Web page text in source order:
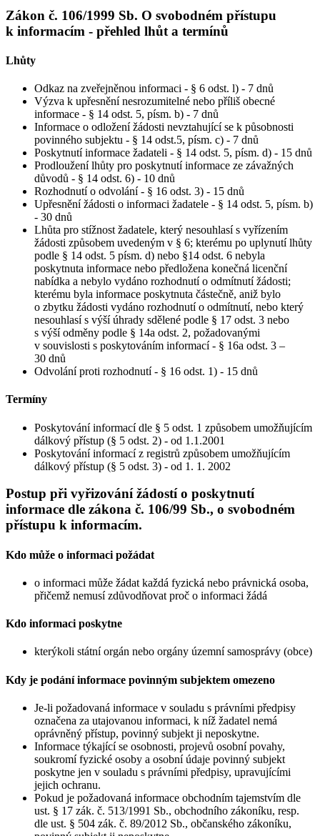
Zákon č. 106/1999 Sb. O svobodném přístupu
k informacím - přehled lhůt a termínů
Lhůty
Odkaz na zveřejněnou informaci - § 6 odst. l) - 7 dnů
Výzva k upřesnění nesrozumitelné nebo příliš obecné
informace - § 14 odst. 5, písm. b) - 7 dnů
Informace o odložení žádosti nevztahující se k působnosti
povinného subjektu - § 14 odst.5, písm. c) - 7 dnů
Poskytnutí informace žadateli - § 14 odst. 5, písm. d) - 15 dnů
Prodloužení lhůty pro poskytnutí informace ze závažných
důvodů - § 14 odst. 6) - 10 dnů
Rozhodnutí o odvolání - § 16 odst. 3) - 15 dnů
Upřesnění žádosti o informaci žadatele - § 14 odst. 5, písm. b)
- 30 dnů
Lhůta pro stížnost žadatele, který nesouhlasí s vyřízením
žádosti způsobem uvedeným v § 6; kterému po uplynutí lhůty
podle § 14 odst. 5 písm. d) nebo §14 odst. 6 nebyla
poskytnuta informace nebo předložena konečná licenční
nabídka a nebylo vydáno rozhodnutí o odmítnutí žádosti;
kterému byla informace poskytnuta částečně, aniž bylo
o zbytku žádosti vydáno rozhodnutí o odmítnutí, nebo který
nesouhlasí s výší úhrady sdělené podle § 17 odst. 3 nebo
s výší odměny podle § 14a odst. 2, požadovanými
v souvislosti s poskytováním informací - § 16a odst. 3 –
30 dnů
Odvolání proti rozhodnutí - § 16 odst. 1) - 15 dnů
Termíny
Poskytování informací dle § 5 odst. 1 způsobem umožňujícím
dálkový přístup (§ 5 odst. 2) - od 1.1.2001
Poskytování informací z registrů způsobem umožňujícím
dálkový přístup (§ 5 odst. 3) - od 1. 1. 2002
Postup při vyřizování žádostí o poskytnutí
informace dle zákona č. 106/99 Sb., o svobodném
přístupu k informacím.
Kdo může o informaci požádat
o informaci může žádat každá fyzická nebo právnická osoba,
přičemž nemusí zdůvodňovat proč o informaci žádá
Kdo informaci poskytne
kterýkoli státní orgán nebo orgány územní samosprávy (obce)
Kdy je podání informace povinným subjektem omezeno
Je-li požadovaná informace v souladu s právními předpisy
označena za utajovanou informaci, k níž žadatel nemá
oprávněný přístup, povinný subjekt ji neposkytne.
Informace týkající se osobnosti, projevů osobní povahy,
soukromí fyzické osoby a osobní údaje povinný subjekt
poskytne jen v souladu s právními předpisy, upravujícími
jejich ochranu.
Pokud je požadovaná informace obchodním tajemstvím dle
ust. § 17 zák. č. 513/1991 Sb., obchodního zákoníku, resp.
dle ust. § 504 zák. č. 89/2012 Sb., občanského zákoníku,